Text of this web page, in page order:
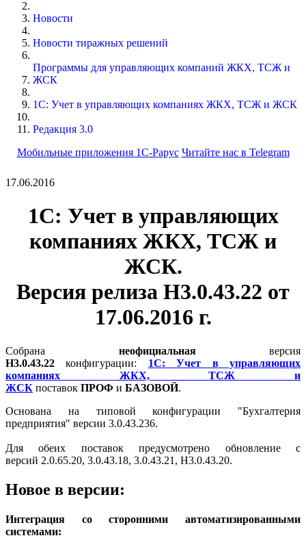
Новости
Новости тиражных решений
Программы для управляющих компаний ЖКХ, ТСЖ и
ЖСК
1С: Учет в управляющих компаниях ЖКХ, ТСЖ и ЖСК
Редакция 3.0
Мобильные приложения 1С-Рарус Читайте нас в Telegram
17.06.2016
1С: Учет в управляющих
компаниях ЖКХ, ТСЖ и
ЖСК.
Версия релиза Н3.0.43.22 от
17.06.2016 г.
Собрана неофициальнаяверсия
Н3.0.43.22 конфигурации: 1С: Учет в управляющих
компаниях ЖКХ, ТСЖ и
ЖСК поставок ПРОФ и БАЗОВОЙ.
Основана на типовой конфигурации "Бухгалтерия
предприятия" версии 3.0.43.236.
Для обеих поставок предусмотрено обновление с
версий 2.0.65.20, 3.0.43.18, 3.0.43.21, Н3.0.43.20.
Новое в версии:
Интеграция со сторонними автоматизированными
системами: